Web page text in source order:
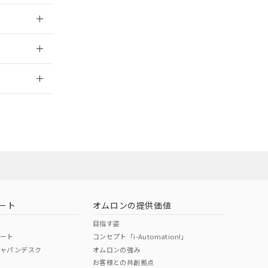
ト
ト
パンデスク
オムロンの提供価値
目指す姿
コンセプト「i-Automation!」
オムロンの強み
お客様との共創拠点